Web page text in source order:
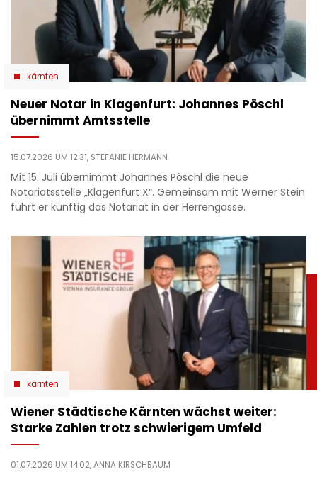
kärnten
Neuer Notar in Klagenfurt: Johannes Pöschl
übernimmt Amtsstelle
15.07.2026 UM 12:31, STEFANIE HERMANN
Mit 15. Juli übernimmt Johannes Pöschl die neue
Notariatsstelle „Klagenfurt X“. Gemeinsam mit Werner Stein
führt er künftig das Notariat in der Herrengasse.
kärnten
Wiener Städtische Kärnten wächst weiter:
Starke Zahlen trotz schwierigem Umfeld
01.07.2026 UM 14:02,ANNA KIRSCHBAUM